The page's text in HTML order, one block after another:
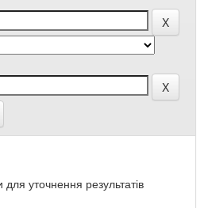
уточнення результатів